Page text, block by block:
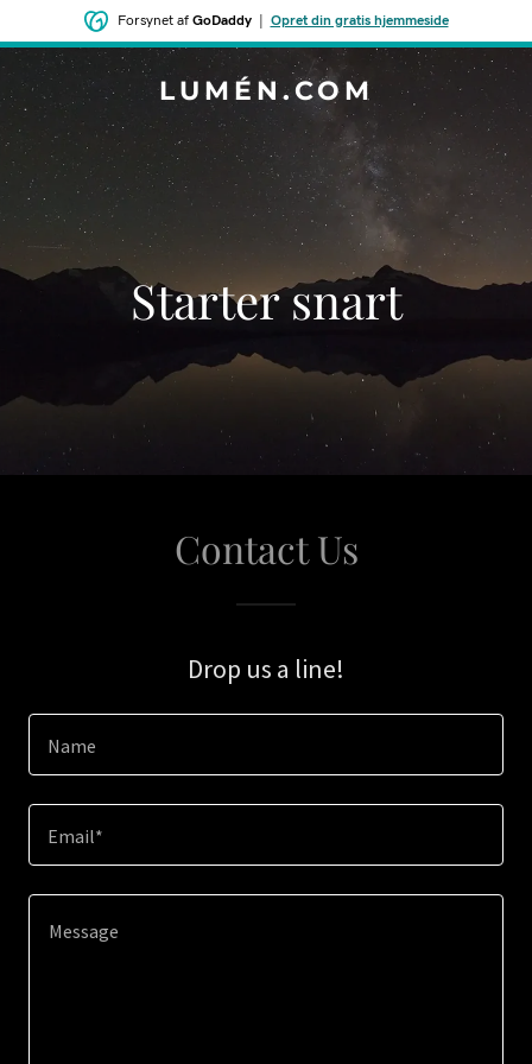
Forsynet af GoDaddy| Opret din gratis hjemmeside
LUMÉN.COM
Starter snart
Contact Us
Drop us a line!
Name
Email*